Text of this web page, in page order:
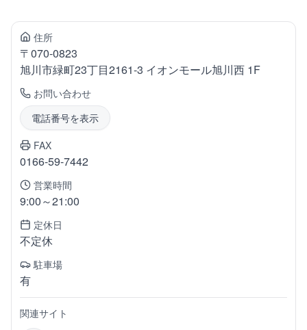
住所
〒070-0823
旭川市緑町23丁目2161-3 イオンモール旭川西 1F
お問い合わせ
電話番号を表示
FAX
0166-59-7442
営業時間
9:00～21:00
定休日
不定休
駐車場
有
関連サイト